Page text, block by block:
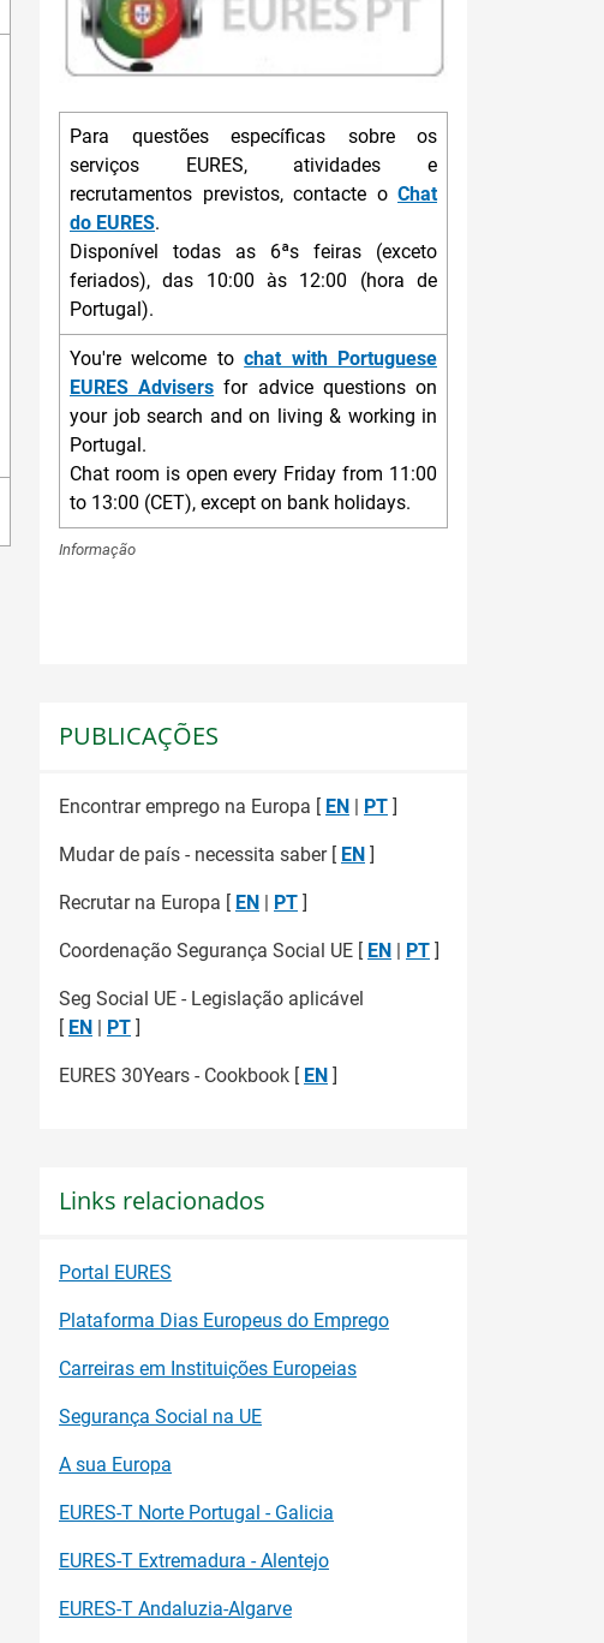
Informação
Para questões específicas sobre os
serviços EURES, atividades e
recrutamentos previstos, contacte o Chat
do EURES.
Disponível todas as 6ªs feiras (exceto
feriados), das 10:00 às 12:00 (hora de
Portugal).
You're welcome tochat with Portuguese
EURES Advisers for advice questions on
your job search and on living & working in
Portugal.
Chat room is open every Friday from 11:00
to 13:00 (CET), except on bank holidays.
PUBLICAÇÕES
Encontrar emprego na Europa [ EN PT ]
Mudar de país - necessita saber [ EN ]
Recrutar na Europa [ EN PT ]
Coordenação Segurança Social UE [ EN PT ]
Seg Social UE - Legislação aplicável
[ EN PT ]
EURES 30Years - Cookbook [ EN ]
Links relacionados
Portal EURES
Plataforma Dias Europeus do Emprego
Carreiras em Instituições Europeias
Segurança Social na UE
A sua Europa
EURES-T Norte Portugal - Galicia
EURES-T Extremadura - Alentejo
EURES-T Andaluzia-Algarve